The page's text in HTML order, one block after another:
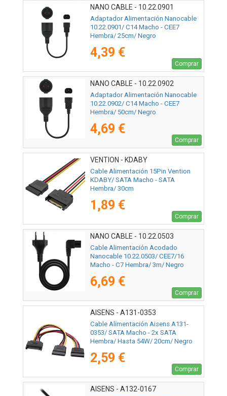
NANO CABLE - 10.22.0901
Adaptador Alimentación Nanocable
10.22.0901/ C14 Macho - CEE7
Hembra/ 25cm/ Negro
4,39 €
Comprar
NANO CABLE - 10.22.0902
Adaptador Alimentación Nanocable
10.22.0902/ C14 Macho - CEE7
Hembra/ 50cm/ Negro
4,69 €
Comprar
VENTION - KDABY
Cable Alimentación 15Pin Vention
KDABY/ SATA Macho - SATA
Hembra/ 30cm
1,89 €
Comprar
NANO CABLE - 10.22.0503
Cable Alimentación Acodado
Nanocable 10.22.0503/ CEE7/16
Macho - C7 Hembra/ 3m/ Negro
6,69 €
Comprar
AISENS - A131-0353
Cable Alimentación Aisens A131-
0353/ SATA Macho - 2x SATA
Hembra/ Hasta 54W/ 20cm/ Negro
2,59 €
Comprar
AISENS - A132-0167